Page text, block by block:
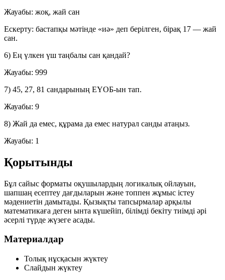
Жауабы: жоқ, жай сан
Ескерту: бастапқы мәтінде «иә» деп берілген, бірақ 17 — жай
сан.
6) Ең үлкен үш таңбалы сан қандай?
Жауабы: 999
7) 45, 27, 81 сандарының ЕҮОБ-ын тап.
Жауабы: 9
8) Жай да емес, құрама да емес натурал санды атаңыз.
Жауабы: 1
Қорытынды
Бұл сайыс форматы оқушылардың логикалық ойлауын,
шапшаң есептеу дағдыларын және топпен жұмыс істеу
мәдениетін дамытады. Қызықты тапсырмалар арқылы
математикаға деген ынта күшейіп, білімді бекіту тиімді әрі
әсерлі түрде жүзеге асады.
Материалдар
Толық нұсқасын жүктеу
Слайдын жүктеу